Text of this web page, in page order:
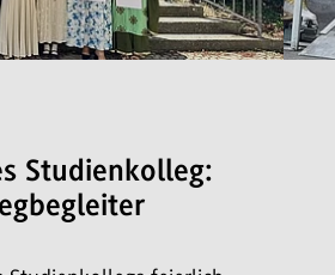
Studienkolleg: